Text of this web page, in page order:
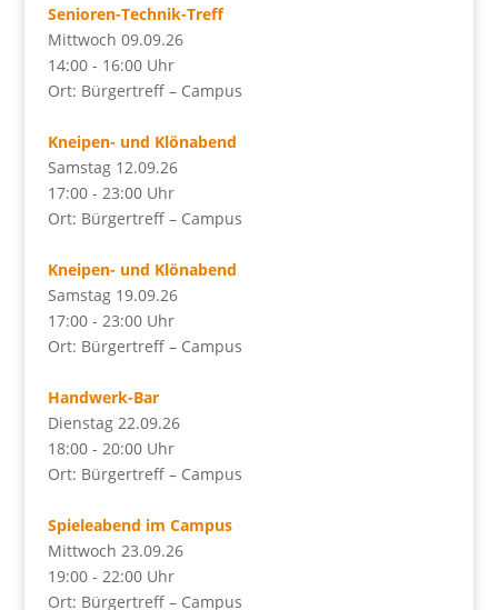
Senioren-Technik-Treff
Mittwoch 09.09.26
14:00 - 16:00 Uhr
Ort: Bürgertreff – Campus
Kneipen- und Klönabend
Samstag 12.09.26
17:00 - 23:00 Uhr
Ort: Bürgertreff – Campus
Kneipen- und Klönabend
Samstag 19.09.26
17:00 - 23:00 Uhr
Ort: Bürgertreff – Campus
Handwerk-Bar
Dienstag 22.09.26
18:00 - 20:00 Uhr
Ort: Bürgertreff – Campus
Spieleabend im Campus
Mittwoch 23.09.26
19:00 - 22:00 Uhr
Ort: Bürgertreff – Campus